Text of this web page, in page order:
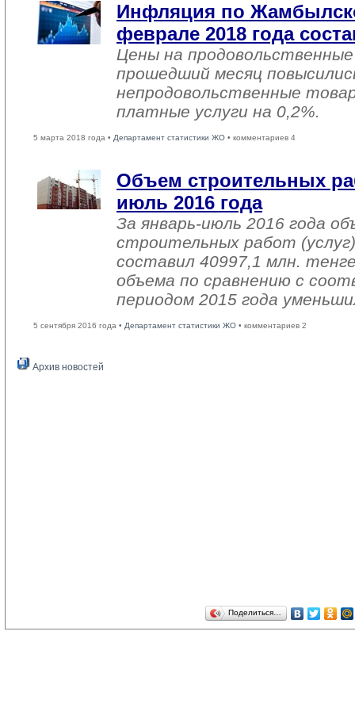
Инфляция по
феврале 2018 года
Цены на
прошедший месяц
непродовольственные
платные услуги на 0,2%.
5 марта 2018 года • Департамент статистики ЖО • комментариев 4
Объем строительных
июль 2016 года
За январь-июль 2016 года
строительных работ
составил 40997,1 млн.
объема по сравнению с
периодом 2015 года
5 сентября 2016 года • Департамент статистики ЖО • комментариев 2
Архив новостей
Поделиться…